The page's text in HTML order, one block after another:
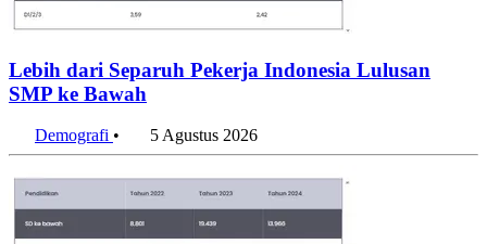
Lebih dari Separuh Pekerja Indonesia Lulusan
SMP ke Bawah
Demografi • 5 Agustus 2026